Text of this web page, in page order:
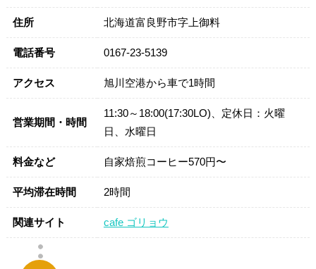
住所 北海道富良野市字上御料
電話番号 0167-23-5139
アクセス 旭川空港から車で1時間
営業期間・時間
11:30～18:00(17:30LO)、定休日：火曜
日、水曜日
料金など 自家焙煎コーヒー570円〜
平均滞在時間 2時間
関連サイト cafe ゴリョウ